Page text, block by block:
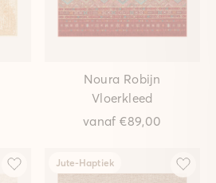
Noura Robijn
Vloerkleed
vanaf€89,00
Jute-Haptiek